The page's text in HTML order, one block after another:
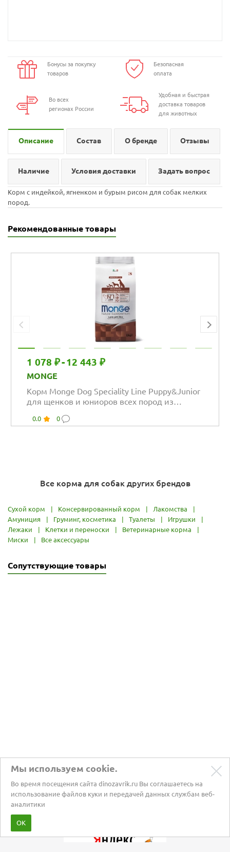
Бонусы за покупку
товаров
Безопасная
оплата
Во всех
регионах России
Удобная и быстрая
доставка товаров
для животных
Описание Состав О бренде Отзывы
Наличие Условия доставки Задать вопрос
Корм с индейкой, ягненком и бурым рисом для собак мелких
пород.
Рекомендованные товары
1 078 ₽-12 443 ₽
MONGE
Корм Monge Dog Speciality Line Puppy&Junior
для щенков и юниоров всех пород из
0.0 0
Все корма для собак других брендов
Сухой корм | Консервированный корм | Лакомства
|
Амуниция
| Груминг, косметика | Туалеты | Игрушки
|
Лежаки
| Клетки и переноски | Ветеринарные корма
|
Миски
| Все аксессуары
Сопутствующие товары
Мы используем cookie.
Во время посещения сайта dinozavrik.ru Вы соглашаетесь на
использование файлов куки и передачей данных службам веб-
аналитики
ОК